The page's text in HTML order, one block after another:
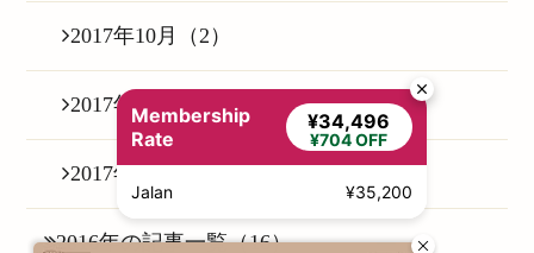
2017年10月（2）
2017年09月（1）
2017年08月（1）
2016年の記事一覧（16）
Membership
Rate
¥34,496
¥704 OFF
Jalan ¥35,200